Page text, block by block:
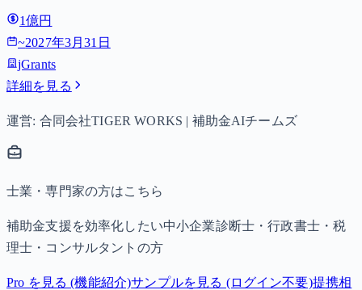
1億円
~2027年3月31日
jGrants
詳細を見る
運営: 合同会社TIGER WORKS | 補助金AIチームズ
士業・専門家の方はこちら
補助金支援を効率化したい中小企業診断士・行政書士・税
理士・コンサルタントの方
Pro を見る (機能紹介)サンプルを見る (ログイン不要)提携相